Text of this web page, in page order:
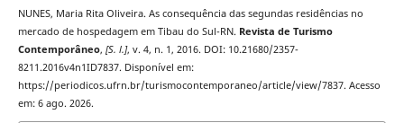
NUNES, Maria Rita Oliveira. As consequência das segundas residências no
mercado de hospedagem em Tibau do Sul-RN. Revista de Turismo
Contemporâneo, [S. l.], v. 4, n. 1, 2016. DOI: 10.21680/2357-
8211.2016v4n1ID7837. Disponível em:
https://periodicos.ufrn.br/turismocontemporaneo/article/view/7837. Acesso
em: 6 ago. 2026.